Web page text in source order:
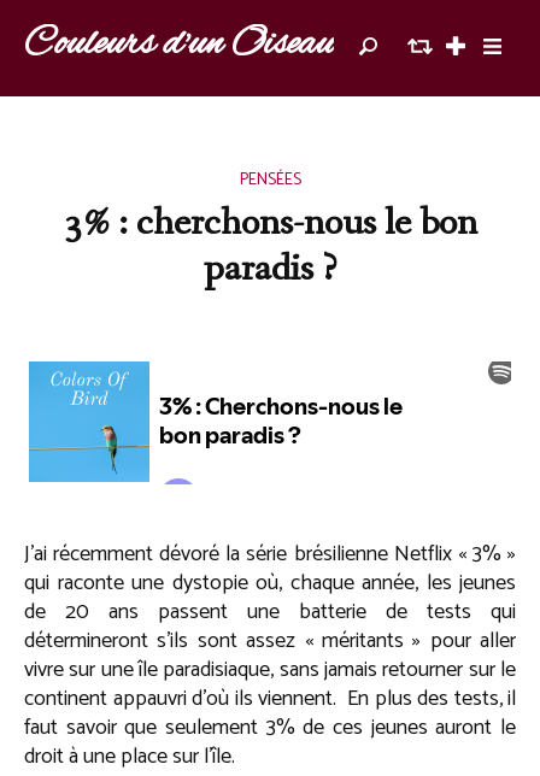
Couleurs d'un Oiseau
PENSÉES
3% : cherchons-nous le bon
paradis ?
J’ai récemment dévoré la série brésilienne Netflix « 3% »
qui raconte une dystopie où, chaque année, les jeunes
de 20 ans passent une batterie de tests qui
détermineront s’ils sont assez « méritants » pour aller
vivre sur une île paradisiaque, sans jamais retourner sur le
continent appauvri d’où ils viennent. En plus des tests, il
faut savoir que seulement 3% de ces jeunes auront le
droit à une place sur l’île.